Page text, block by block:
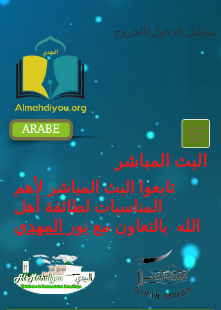
google.com, pub-1214054292722785, DIRECT, f08c47fec0942fa0
تسجيل الدخول/الخروج
ARABE
البث المباشر
تابعوا البث المباشر لأهم
المناسبات لطائفة أهل
الله بالتعاون معنور المهدي